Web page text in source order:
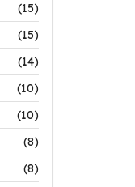
(15)
(15)
(14)
(10)
(10)
(8)
(8)